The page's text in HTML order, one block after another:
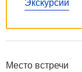
Экскурсии
Место встречи